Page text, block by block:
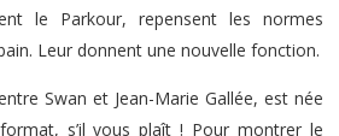
le Parkour, repensent les normes
Leur donnent une nouvelle fonction.
Swan et Jean-Marie Gallée, est née
s’il vous plaît ! Pour montrer le